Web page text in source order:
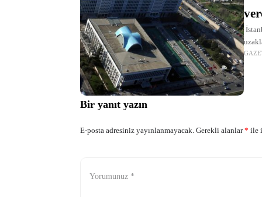
Bir yanıt yazın
E-posta adresiniz yayınlanmayacak. Gerekli alanlar* ile